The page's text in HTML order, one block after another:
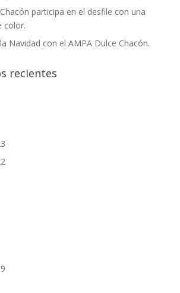
participa en el desfile con una
color.
Navidad con el AMPA Dulce Chacón.
recientes